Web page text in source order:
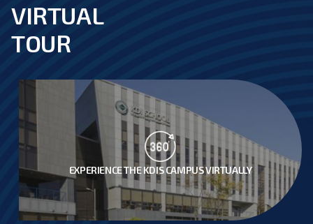
footer
VIRTUAL
TOUR
EXPERIENCE THE KDIS CAMPUS VIRTUALLY